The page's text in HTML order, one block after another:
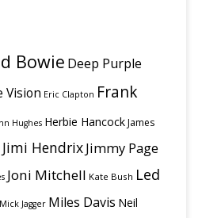
Bowie Deep Purple
Vision Eric Clapton Frank
Hughes Herbie HancockJames
Jimi HendrixJimmy Page
Joni Mitchell Kate Bush Led
Mick Jagger Miles Davis Neil